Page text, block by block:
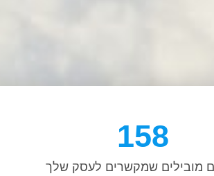
מובילים שמקשרים לעסק שלך
158